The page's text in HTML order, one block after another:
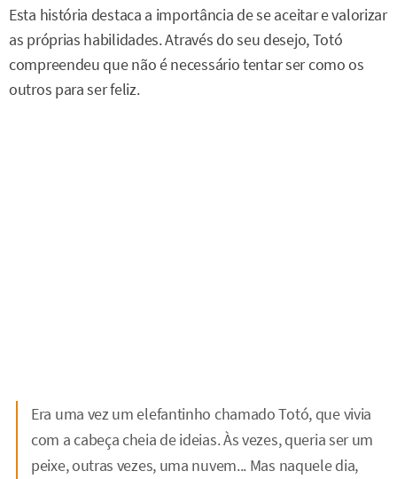
Esta história destaca a importância de se aceitar e valorizar
as próprias habilidades. Através do seu desejo, Totó
compreendeu que não é necessário tentar ser como os
outros para ser feliz.
Era uma vez um elefantinho chamado Totó, que vivia
com a cabeça cheia de ideias. Às vezes, queria ser um
peixe, outras vezes, uma nuvem... Mas naquele dia,